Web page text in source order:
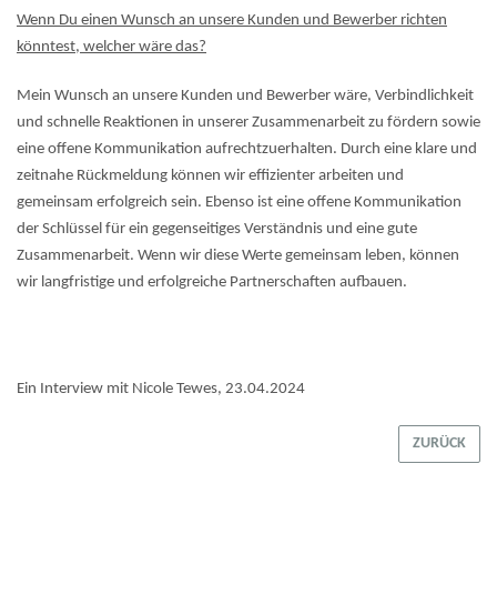
Wenn Du einen Wunsch an unsere Kunden und Bewerber richten
könntest, welcher wäre das?
Mein Wunsch an unsere Kunden und Bewerber wäre, Verbindlichkeit
und schnelle Reaktionen in unserer Zusammenarbeit zu fördern sowie
eine offene Kommunikation aufrechtzuerhalten. Durch eine klare und
zeitnahe Rückmeldung können wir effizienter arbeiten und
gemeinsam erfolgreich sein. Ebenso ist eine offene Kommunikation
der Schlüssel für ein gegenseitiges Verständnis und eine gute
Zusammenarbeit. Wenn wir diese Werte gemeinsam leben, können
wir langfristige und erfolgreiche Partnerschaften aufbauen.
Ein Interview mit Nicole Tewes, 23.04.2024
ZURÜCK